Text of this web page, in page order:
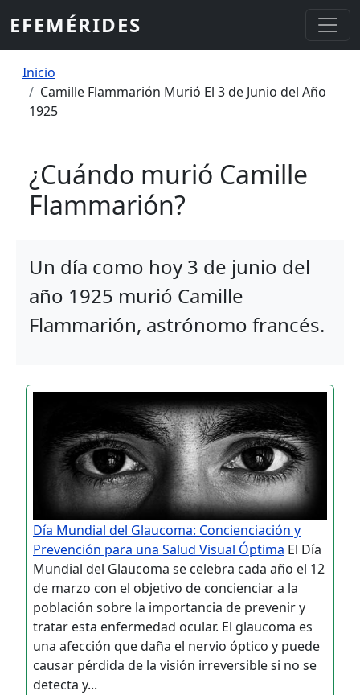
EFEMÉRIDES
Sobrescribir enlaces de ayuda a la
Inicio
Camille Flammarión Murió El 3 de Junio del Año
1925
¿Cuándo murió Camille
Flammarión?
Un día como hoy 3 de junio del
año 1925 murió Camille
Flammarión, astrónomo francés.
Día Mundial del Glaucoma: Concienciación y
Prevención para una Salud Visual Óptima El Día
Mundial del Glaucoma se celebra cada año el 12
de marzo con el objetivo de concienciar a la
población sobre la importancia de prevenir y
tratar esta enfermedad ocular. El glaucoma es
una afección que daña el nervio óptico y puede
causar pérdida de la visión irreversible si no se
detecta y...